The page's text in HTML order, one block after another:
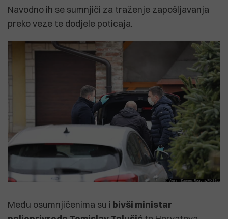
Navodno ih se sumnjiči za traženje zapošljavanja
preko veze te dodjele poticaja.
Među osumnjičenima su i bivši ministar